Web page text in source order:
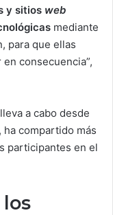
y sitios web
mediante
para que ellas
consecuencia”,
a cabo desde
ha compartido más
participantes en el